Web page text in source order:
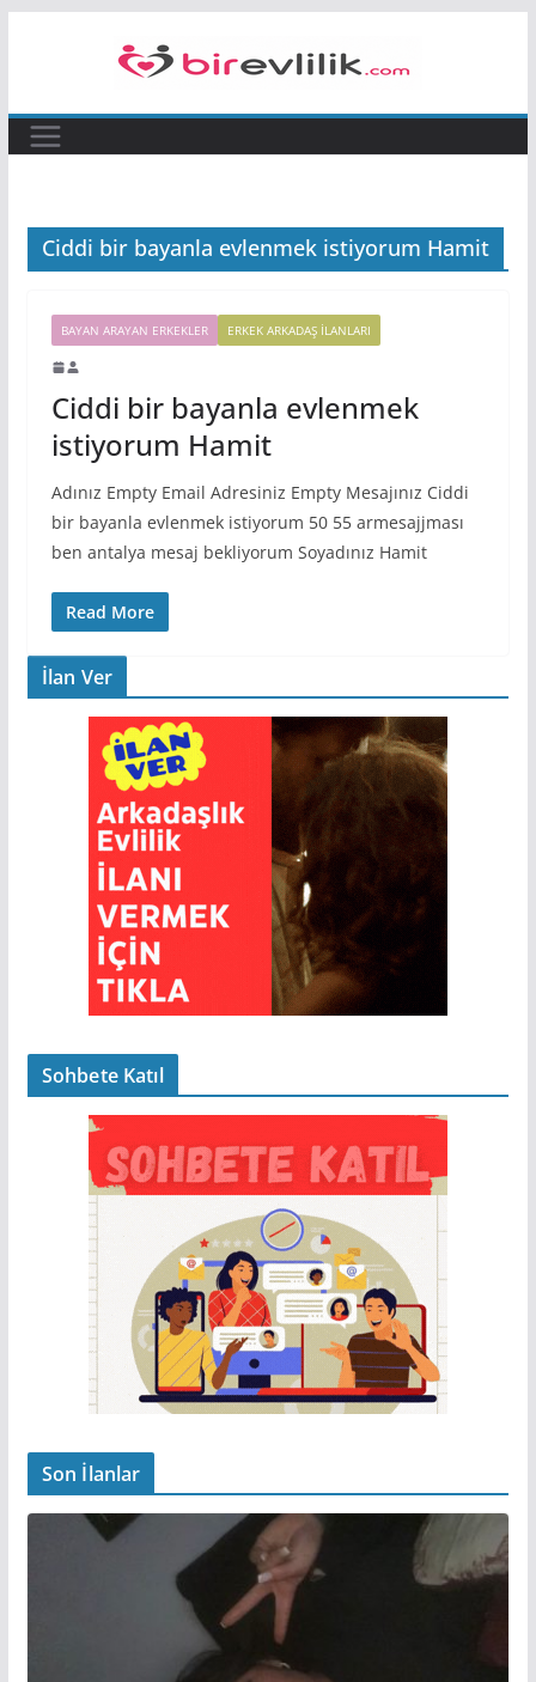
Ciddi bir bayanla evlenmek istiyorum Hamit
BAYAN ARAYAN ERKEKLER ERKEK ARKADAŞ ILANLARI
Ciddi bir bayanla evlenmek
istiyorum Hamit
Adınız Empty Email Adresiniz Empty Mesajınız Ciddi
bir bayanla evlenmek istiyorum 50 55 armesajjması
ben antalya mesaj bekliyorum Soyadınız Hamit
Read More
İlan Ver
Sohbete Katıl
Son İlanlar